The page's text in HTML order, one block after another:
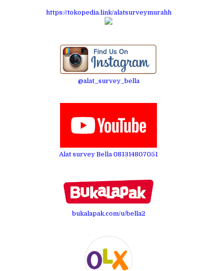
https://tokopedia.link/alatsurveymurahh
@alat_survey_bella
Alat survey Bella 081314807051
bukalapak.com/u/bella2